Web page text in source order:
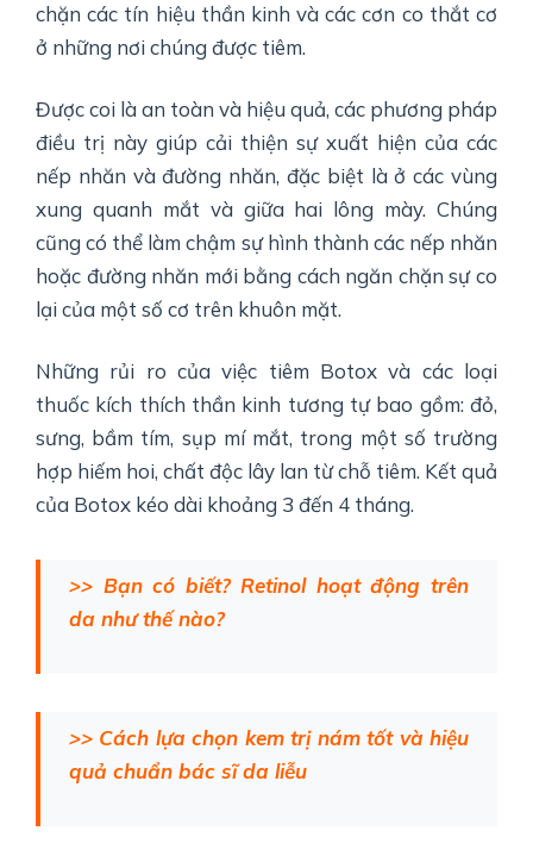
chặn các tín hiệu thần kinh và các cơn co thắt cơ
ở những nơi chúng được tiêm.
Được coi là an toàn và hiệu quả, các phương pháp
điều trị này giúp cải thiện sự xuất hiện của các
nếp nhăn và đường nhăn, đặc biệt là ở các vùng
xung quanh mắt và giữa hai lông mày. Chúng
cũng có thể làm chậm sự hình thành các nếp nhăn
hoặc đường nhăn mới bằng cách ngăn chặn sự co
lại của một số cơ trên khuôn mặt.
Những rủi ro của việc tiêm Botox và các loại
thuốc kích thích thần kinh tương tự bao gồm: đỏ,
sưng, bầm tím, sụp mí mắt, trong một số trường
hợp hiếm hoi, chất độc lây lan từ chỗ tiêm. Kết quả
của Botox kéo dài khoảng 3 đến 4 tháng.
>> Bạn có biết? Retinol hoạt động trên
da như thế nào?
>> Cách lựa chọn kem trị nám tốt và hiệu
quả chuẩn bác sĩ da liễu